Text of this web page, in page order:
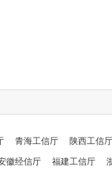
青海工信厅 陕西工信厅
徽经信厅 福建工信厅